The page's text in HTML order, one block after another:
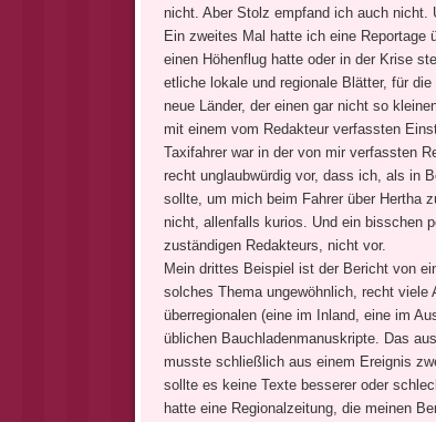
nicht. Aber Stolz empfand ich auch nicht.
Ein zweites Mal hatte ich eine Reportage
einen Höhenflug hatte oder in der Krise
etliche lokale und regionale Blätter, für
neue Länder, der einen gar nicht so
mit einem vom Redakteur verfassten
Taxifahrer war in der von mir verfassten
recht unglaubwürdig vor, dass ich, als in
sollte, um mich beim Fahrer über Hertha
nicht, allenfalls kurios. Und ein bisschen
zuständigen Redakteurs, nicht vor.
Mein drittes Beispiel ist der Bericht von
solches Thema ungewöhnlich, recht viele
überregionalen (eine im Inland, eine im
üblichen Bauchladenmanuskripte. Das
musste schließlich aus einem Ereignis
sollte es keine Texte besserer oder
hatte eine Regionalzeitung, die meinen